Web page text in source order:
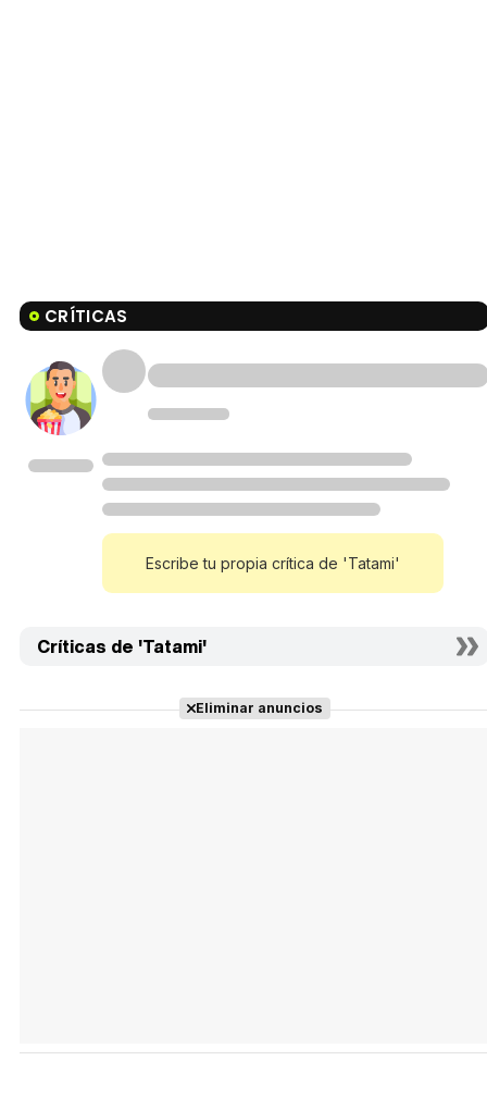
CRÍTICAS
Escribe tu propia crítica de 'Tatami'
Críticas de 'Tatami'
Eliminar anuncios